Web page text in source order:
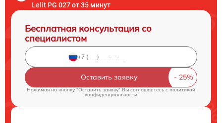
Lelit PG 027 от 35 минут
Бесплатная консультация со
специалистом
Оставить заявку
Нажимая на кнопку "Оставить заявку" Вы соглашаетесь cполитикой
конфиденциальности